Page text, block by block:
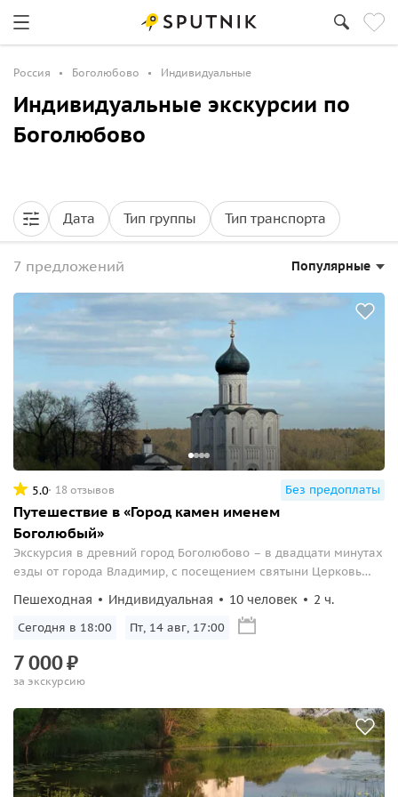
Россия Боголюбово Индивидуальные
Индивидуальные экскурсии по
Боголюбово
Дата Тип группы Тип транспорта
7 предложений Популярные
5.0 18 отзывов Без предоплаты
Путешествие в «Город камен именем
Боголюбый»
Экскурсия в древний город Боголюбово – в двадцати минутах
езды от города Владимир, с посещением святыни Церковь
Пешеходная Индивидуальная 10 человек 2 ч.
Сегодня в 18:00 Пт, 14 авг, 17:00
7000₽
за экскурсию